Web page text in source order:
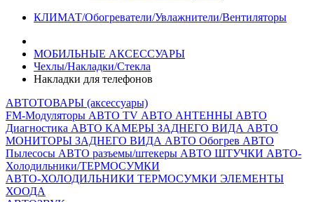
КЛИМАТ/Обогреватели/Увлажнители/Вентиляторы
МОБИЛЬНЫЕ АКСЕССУАРЫ
Чехлы/Накладки/Стекла
Накладки для телефонов
АВТОТОВАРЫ (аксессуары)
FM-Модуляторы АВТО TV АВТО АНТЕННЫ АВТО
Диагностика АВТО КАМЕРЫ ЗАДНЕГО ВИДА АВТО
МОНИТОРЫ ЗАДНЕГО ВИДА АВТО Обогрев АВТО
Пылесосы АВТО разъемы/штекеры АВТО ШТУЧКИ АВТО-
Холодильники/ТЕРМОСУМКИ
АВТО-ХОЛОДИЛЬНИКИ ТЕРМОСУМКИ ЭЛЕМЕНТЫ
ХООДА